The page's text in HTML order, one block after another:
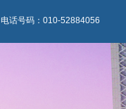
电话号码：010-52884056